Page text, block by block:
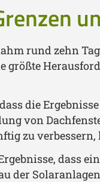
rund zehn
größte
die
von
zu
der